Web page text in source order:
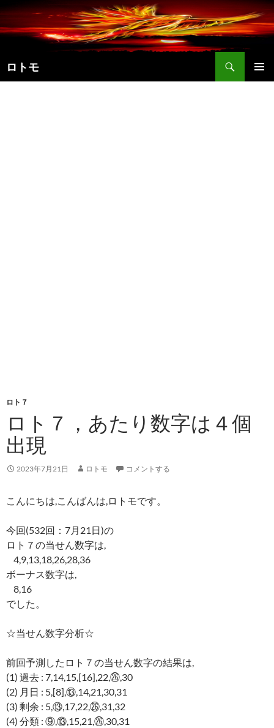
コ
テ
ツ
へ
ロトモ
索
ロト７
ロト７，あたり数字は４個
出現
2023年7月21日 ロトモ コメントする
こんにちは,こんばんは,ロトモです。
今回(532回：7月21日)の
ロト７の当せん数字は,
4,9,13,18,26,28,36
ボーナス数字は,
8,16
でした。
☆当せん数字分析☆
前回予測したロト７の当せん数字の結果は,
(1) 過去 : 7,14,15,[16],22,㉖,30
(2) 月日 : 5,[8],⑬,14,21,30,31
(3) 剰余 : 5,⑬,17,22,㉖,31,32
(4) 分類 : ⑨,⑬,15,21,㉖,30,31